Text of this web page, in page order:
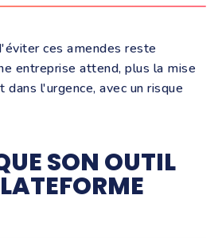
ces amendes reste
entreprise attend, plus la mise
l'urgence, avec un risque
SON OUTIL